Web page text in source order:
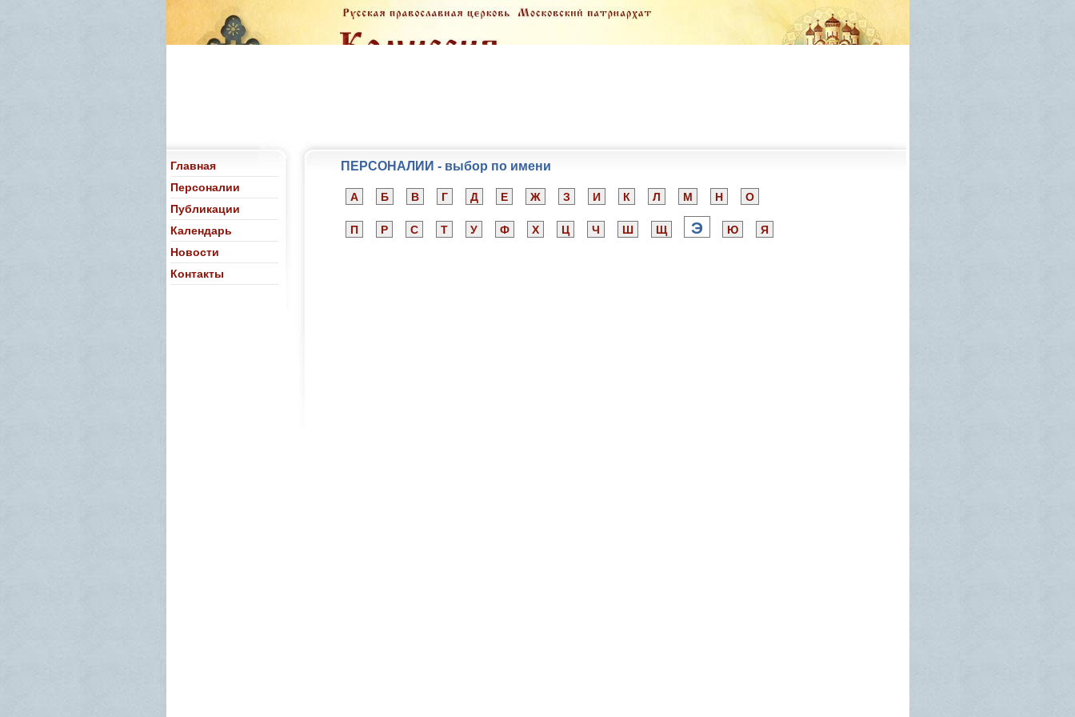
Главная
Персоналии
Публикации
Календарь
Новости
Контакты
ПЕРСОНАЛИИ - выбор по имени
А Б В Г Д Е Ж З И К Л М Н О
П Р С Т У Ф Х Ц Ч Ш Щ Э Ю Я